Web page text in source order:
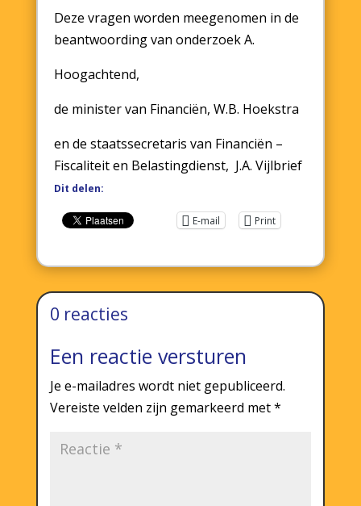
Deze vragen worden meegenomen in de
beantwoording van onderzoek A.
Hoogachtend,
de minister van Financiën, W.B. Hoekstra
en de staatssecretaris van Financiën –
Fiscaliteit en Belastingdienst, J.A. Vijlbrief
Dit delen:
E-mail Print
0 reacties
Een reactie versturen
Je e-mailadres wordt niet gepubliceerd.
Vereiste velden zijn gemarkeerd met*